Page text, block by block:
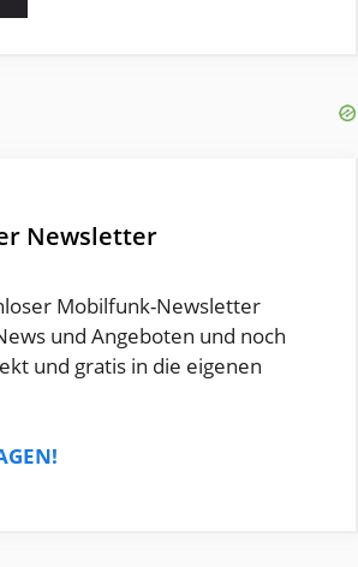
Newsletter
Mobilfunk-Newsletter
und Angeboten und noch
und gratis in die eigenen